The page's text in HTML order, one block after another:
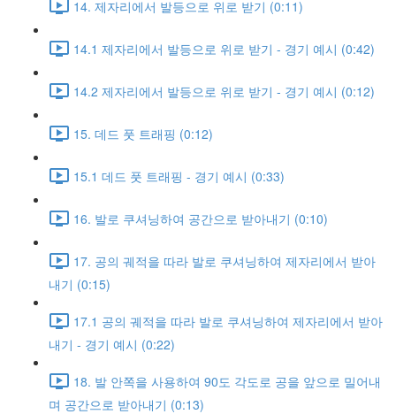
14. 제자리에서 발등으로 위로 받기 (0:11)
14.1 제자리에서 발등으로 위로 받기 - 경기 예시 (0:42)
14.2 제자리에서 발등으로 위로 받기 - 경기 예시 (0:12)
15. 데드 풋 트래핑 (0:12)
15.1 데드 풋 트래핑 - 경기 예시 (0:33)
16. 발로 쿠셔닝하여 공간으로 받아내기 (0:10)
17. 공의 궤적을 따라 발로 쿠셔닝하여 제자리에서 받아
내기 (0:15)
17.1 공의 궤적을 따라 발로 쿠셔닝하여 제자리에서 받아
내기 - 경기 예시 (0:22)
18. 발 안쪽을 사용하여 90도 각도로 공을 앞으로 밀어내
며 공간으로 받아내기 (0:13)